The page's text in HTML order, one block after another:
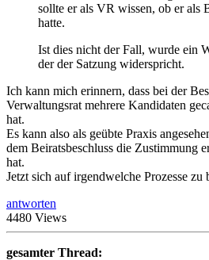
sollte er als VR wissen, ob er als
hatte.
Ist dies nicht der Fall, wurde ein
der der Satzung widerspricht.
Ich kann mich erinnern, dass bei der
Verwaltungsrat mehrere Kandidaten
hat.
Es kann also als geübte Praxis
dem Beiratsbeschluss die Zustimmung
hat.
Jetzt sich auf irgendwelche Prozesse
antworten
4480 Views
gesamter Thread: